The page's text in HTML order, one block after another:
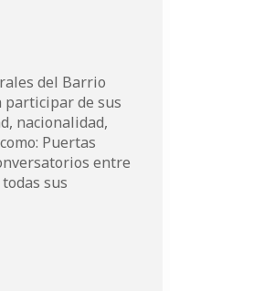
del Barrio
participar de sus
nacionalidad,
Puertas
entre
sus